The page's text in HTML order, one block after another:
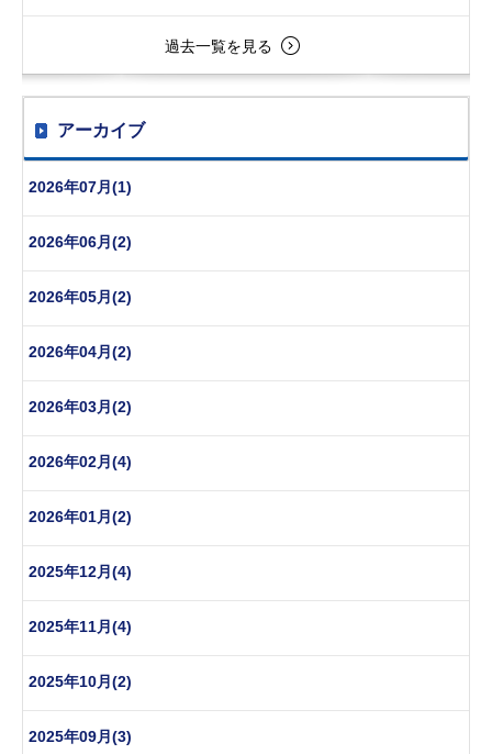
過去一覧を見る
アーカイブ
2026年07月(1)
2026年06月(2)
2026年05月(2)
2026年04月(2)
2026年03月(2)
2026年02月(4)
2026年01月(2)
2025年12月(4)
2025年11月(4)
2025年10月(2)
2025年09月(3)